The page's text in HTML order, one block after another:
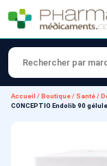
Accueil / Boutique/Santé/
CONCEPTIO Endolib 90